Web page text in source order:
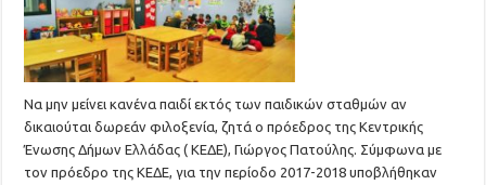
Να μην μείνει κανένα παιδί εκτός των παιδικών σταθμών αν
δικαιούται δωρεάν φιλοξενία, ζητά ο πρόεδρος της Κεντρικής
Ένωσης Δήμων Ελλάδας ( ΚΕΔΕ), Γιώργος Πατούλης. Σύμφωνα με
τον πρόεδρο της ΚΕΔΕ, για την περίοδο 2017-2018 υποβλήθηκαν